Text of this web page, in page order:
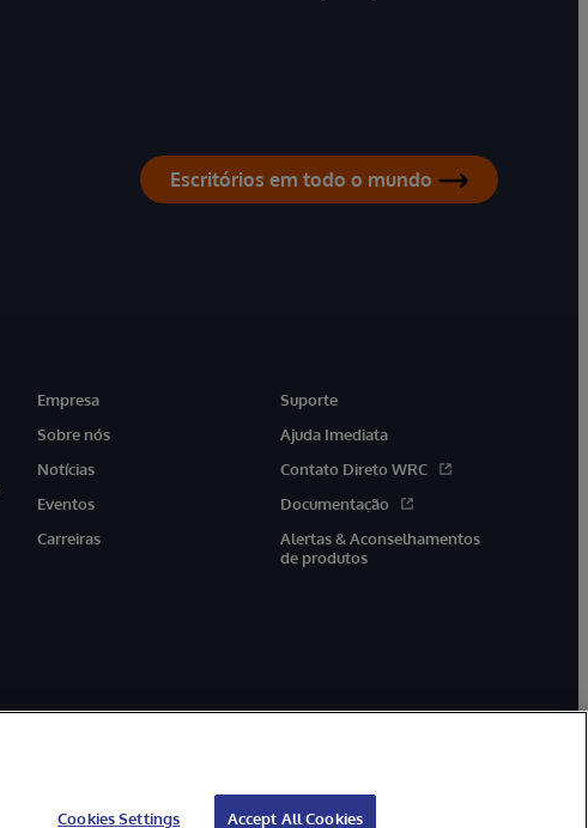
Escritórios em todo o mundo
Empresa
Sobre nós
Notícias
Eventos
Carreiras
Suporte
Ajuda Imediata
Contato Direto WRC
Documentação
Alertas & Aconselhamentos
de produtos
Cookies Settings Accept All Cookies